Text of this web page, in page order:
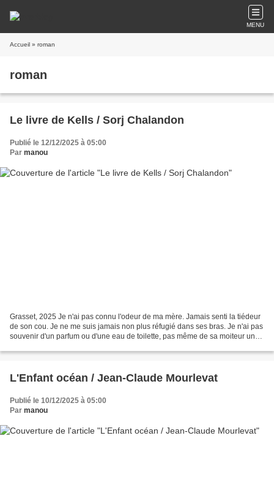
MENU
Accueil » roman
roman
Le livre de Kells / Sorj Chalandon
Publié le 12/12/2025 à 05:00
Par manou
Grasset, 2025 Je n'ai pas connu l'odeur de ma mère. Jamais senti la tiédeur
de son cou. Je ne me suis jamais non plus réfugié dans ses bras. Je n'ai pas
souvenir d'un parfum ou d'une eau de toilette, pas même de sa moiteur un
L'Enfant océan / Jean-Claude Mourlevat
Publié le 10/12/2025 à 05:00
Par manou